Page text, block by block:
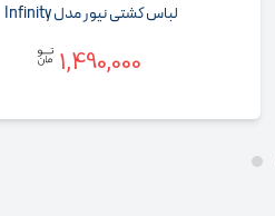
لباس کشتی نیور مدل Infinity
1,490,000